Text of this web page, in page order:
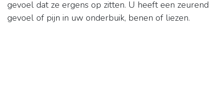
gevoel dat ze ergens op zitten. U heeft een zeurend
gevoel of pijn in uw onderbuik, benen of liezen.